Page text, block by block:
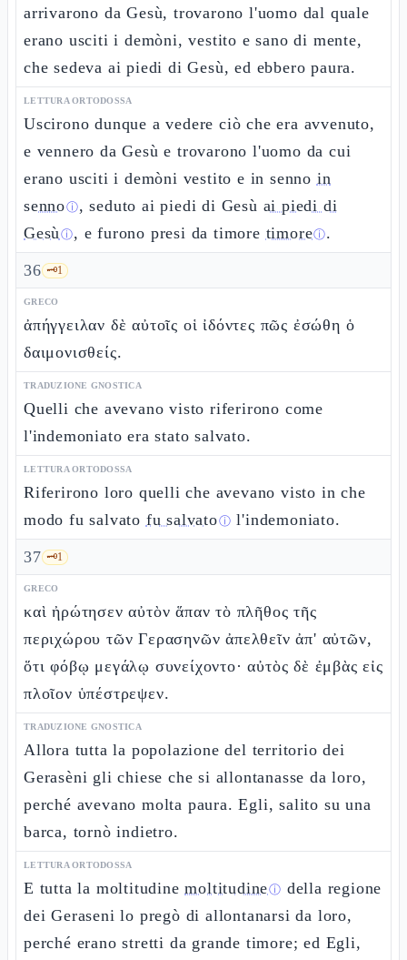
arrivarono da Gesù, trovarono l'uomo dal quale
erano usciti i demòni, vestito e sano di mente,
che sedeva ai piedi di Gesù, ed ebbero paura.
LETTURA ORTODOSSA
Uscirono dunque a vedere ciò che era avvenuto,
e vennero da Gesù e trovarono l'uomo da cui
erano usciti i demòni vestito e in senno in
sennoⓘ, seduto ai piedi di Gesù ai piedi di
Gesùⓘ, e furono presi da timore timoreⓘ.
36 🗝️1
GRECO
ἀπήγγειλαν δὲ αὐτοῖς οἱ ἰδόντες πῶς ἐσώθη ὁ
δαιμονισθείς.
TRADUZIONE GNOSTICA
Quelli che avevano visto riferirono come
l'indemoniato era stato salvato.
LETTURA ORTODOSSA
Riferirono loro quelli che avevano visto in che
modo fu salvato fu salvatoⓘ l'indemoniato.
37 🗝️1
GRECO
καὶ ἠρώτησεν αὐτὸν ἅπαν τὸ πλῆθος τῆς
περιχώρου τῶν Γερασηνῶν ἀπελθεῖν ἀπ' αὐτῶν,
ὅτι φόβῳ μεγάλῳ συνείχοντο· αὐτὸς δὲ ἐμβὰς εἰς
πλοῖον ὑπέστρεψεν.
TRADUZIONE GNOSTICA
Allora tutta la popolazione del territorio dei
Gerasèni gli chiese che si allontanasse da loro,
perché avevano molta paura. Egli, salito su una
barca, tornò indietro.
LETTURA ORTODOSSA
E tutta la moltitudinemoltitudineⓘ della regione
dei Geraseni lo pregò di allontanarsi da loro,
perché erano stretti da grande timore; ed Egli,